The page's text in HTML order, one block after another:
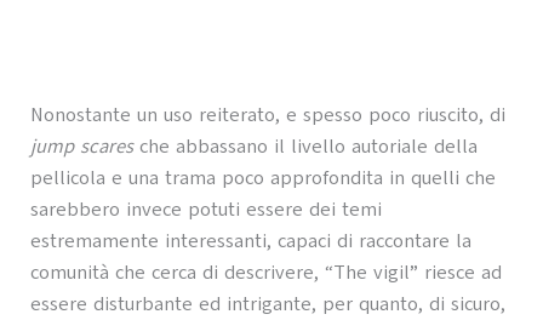
Nonostante un uso reiterato, e spesso poco riuscito, di
jump scares che abbassano il livello autoriale della
pellicola e una trama poco approfondita in quelli che
sarebbero invece potuti essere dei temi
estremamente interessanti, capaci di raccontare la
comunità che cerca di descrivere, “The vigil” riesce ad
essere disturbante ed intrigante, per quanto, di sicuro,